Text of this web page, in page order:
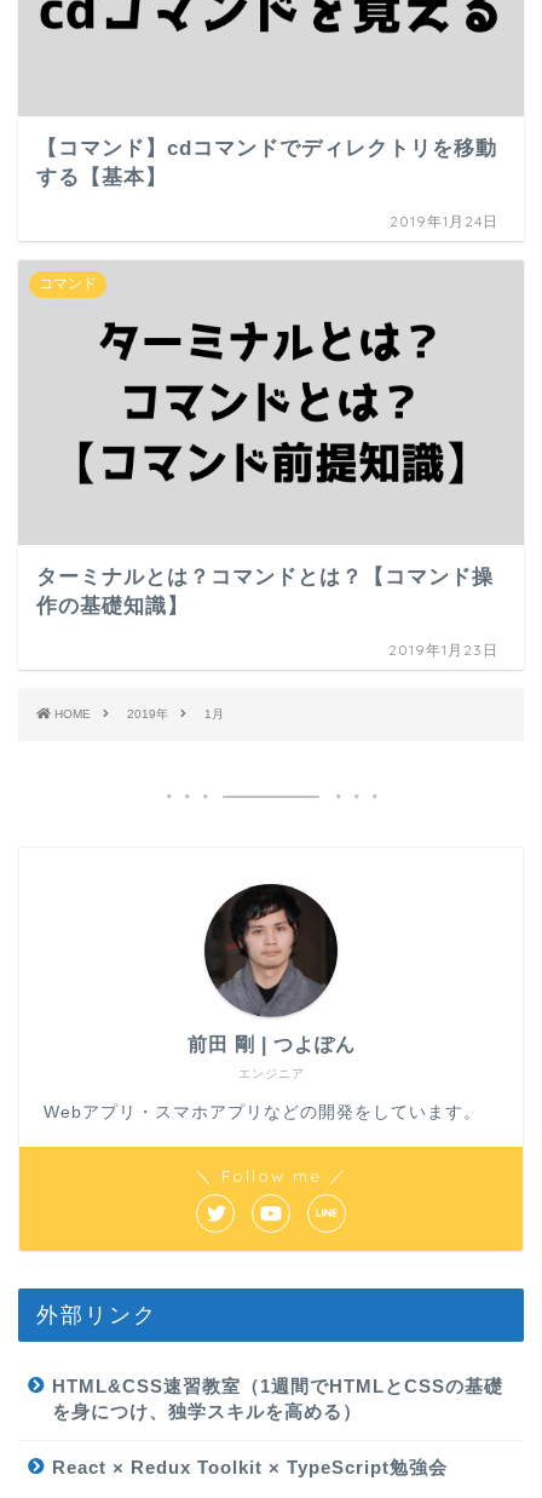
【コマンド】cdコマンドでディレクトリを移動
する【基本】
2019年1月24日
コマンド
ターミナルとは？コマンドとは？【コマンド操
作の基礎知識】
2019年1月23日
HOME 2019年 1月
エンジニア
前田 剛 | つよぽん
Webアプリ・スマホアプリなどの開発をしています。
＼ Follow me ／
外部リンク
HTML&CSS速習教室（1週間でHTMLとCSSの基礎
を身につけ、独学スキルを高める）
React × Redux Toolkit × TypeScript勉強会